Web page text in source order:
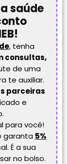
saúde
, tenha
consultas,
de uma
te auxiliar.
parceiras
e
para você!
garanta 5%
É a sua
no bolso.